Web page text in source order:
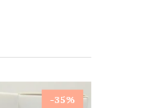
-35%